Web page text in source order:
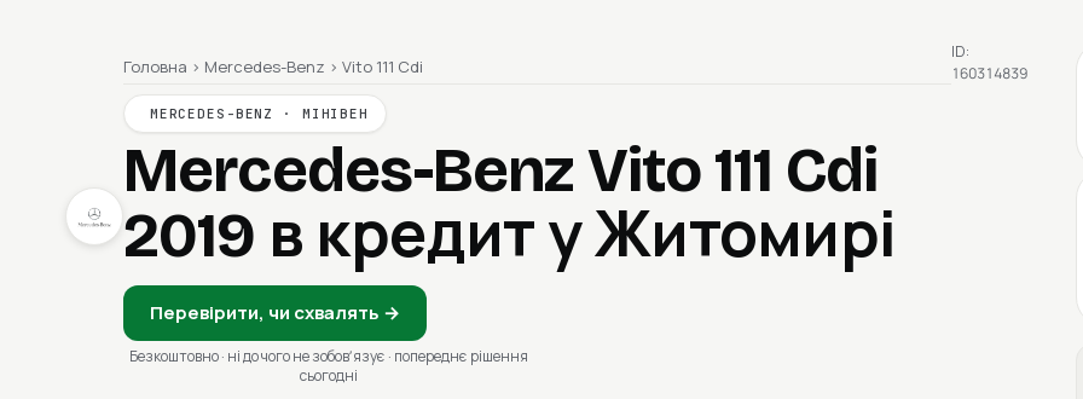
Головна › Mercedes-Benz › Vito 111 Cdi
MERCEDES-BENZ · МІНІВЕН
Mercedes-Benz Vito 111 Cdi
2019 в кредит у Житомирі
Перевірити, чи схвалять →
Безкоштовно · ні до чого не зобовʼязує · попереднє рішення
сьогодні
ID:
160314839